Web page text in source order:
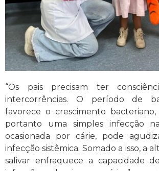
“Os pais precisam ter
intercorrências. O período de
favorece o crescimento
portanto uma simples infecção
ocasionada por cárie, pode
infecção sistêmica. Somado a isso, a
salivar enfraquece a capacidade